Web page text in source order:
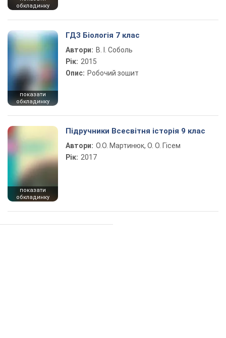
обкладинку
показати
обкладинку
ГДЗ Біологія 7 клас
Автори: В. І. Соболь
Рік: 2015
Опис: Робочий зошит
показати
обкладинку
Підручники Всесвітня історія 9 клас
Автори: О.О. Мартинюк, О. О. Гісем
Рік: 2017